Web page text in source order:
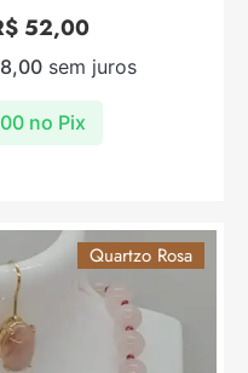
52,00
no Pix
sem juros
Quartzo Rosa